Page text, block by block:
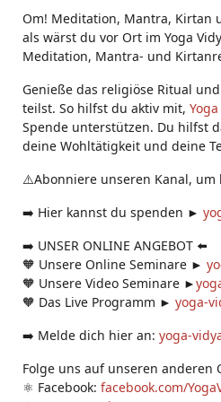
s:
Om! Meditation, Mantra, Kirtan
als wärst du vor Ort im Yoga
Meditation, Mantra- und
Genieße das religiöse Ritual
teilst. So hilfst du aktiv mit, Yoga
Spende unterstützen. Du hilfst
deine Wohltätigkeit und deine
⚠️Abonniere unseren Kanal, um
➡️ Hier kannst du spenden ►
➡️ UNSER ONLINE ANGEBOT ⬅️
🧡 Unsere Online Seminare ►
🧡 Unsere Video Seminare ►
🧡 Das Live Programm ► yoga-
➡️ Melde dich hier an: yoga-
Folge uns auf unseren anderen
⚛️ Facebook: facebook.com/